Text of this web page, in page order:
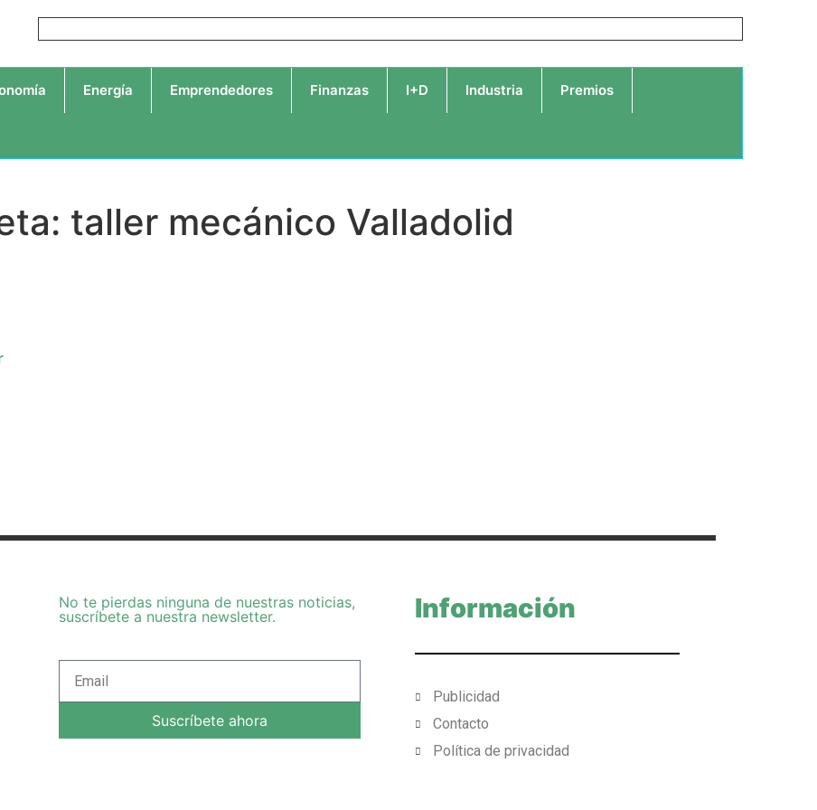
Energía Emprendedores Finanzas I+D Industria Premios
taller mecánico Valladolid
No te pierdas ninguna de nuestras noticias,
suscríbete a nuestra newsletter.
Suscríbete ahora
Información
Publicidad
Contacto
Política de privacidad